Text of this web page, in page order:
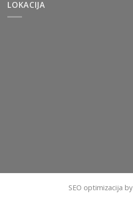
LOKACIJA
SEO optimizacija by